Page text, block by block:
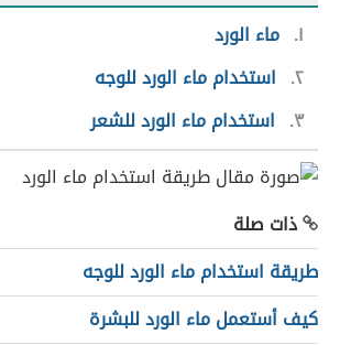
١ ماء الورد
٢ استخدام ماء الورد للوجه
٣
استخدام ماء الورد للشعر
ذات صلة
طريقة استخدام ماء الورد للوجه
كيف أستعمل ماء الورد للبشرة